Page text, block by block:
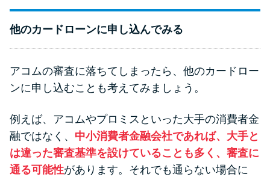
他のカードローンに申し込んでみる
アコムの審査に落ちてしまったら、他のカードロー
ンに申し込むことも考えてみましょう。
例えば、アコムやプロミスといった大手の消費者金
融ではなく、 中小消費者金融会社であれば、大手と
は違った審査基準を設けていることも多く、審査に
通る可能性があります。それでも通らない場合に